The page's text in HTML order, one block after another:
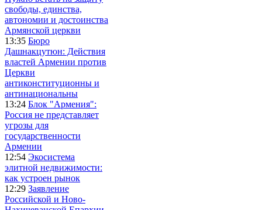
свободы, единства,
автономии и достоинства
Армянской церкви
13:35 Бюро
Дашнакцутюн: Действия
властей Армении против
Церкви
антиконституционны и
антинациональны
13:24 Блок "Армения":
Россия не представляет
угрозы для
государственности
Армении
12:54 Экосистема
элитной недвижимости:
как устроен рынок
12:29 Заявление
Российской и Ново-